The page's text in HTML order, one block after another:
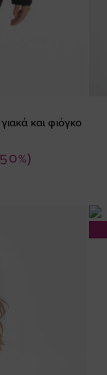
και φιόγκο